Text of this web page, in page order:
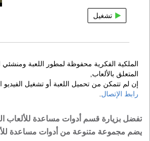
تشغيل
الملكية الفكرية محفوظة لمطور اللعبة ومنشئي
المتعلق بالألعاب,
إن لم تتمكن من تحميل اللعبة أو تشغيل الفيديو
رابط الإتصال
تفضل بزيارة قسم أدوات مساعدة للألعاب
يضم مجموعة متنوعة من أدوات مساعدة